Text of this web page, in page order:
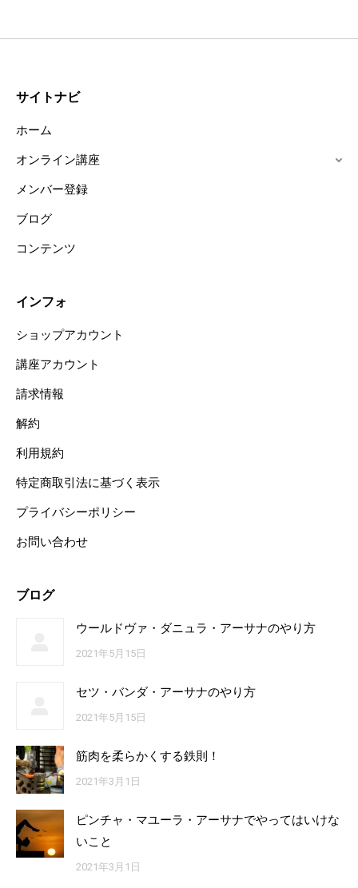
サイトナビ
ホーム
オンライン講座
メンバー登録
ブログ
コンテンツ
インフォ
ショップアカウント
講座アカウント
請求情報
解約
利用規約
特定商取引法に基づく表示
プライバシーポリシー
お問い合わせ
ブログ
ウールドヴァ・ダニュラ・アーサナのやり方
2021年5月15日
セツ・バンダ・アーサナのやり方
2021年5月15日
筋肉を柔らかくする鉄則！
2021年3月1日
ピンチャ・マユーラ・アーサナでやってはいけな
いこと
2021年3月1日